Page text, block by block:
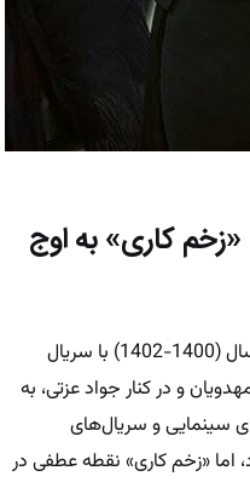
«زخم کاری» به اوج
رعنا آزادی ور، بازیگر سینما و تلویزیون، سال (1400-1402) با سریال
و در کنار جواد عزتی، به
سینمایی و سریال‌های
اما «زخم کاری» نقطه عطفی در